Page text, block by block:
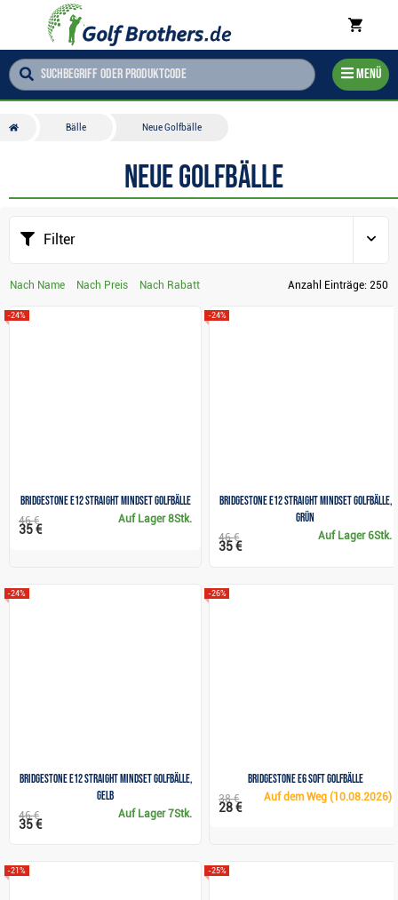
Menü
Bälle Neue Golfbälle
Neue Golfbälle
Filter
Nach Name Nach Preis Nach Rabatt Anzahl Einträge: 250
Bridgestone e12 Straight MindSet Golfbälle
-24%
Auf Lager8Stk.
46 €
35 €
Bridgestone e12 Straight MindSet Golfbälle,
grün
-24%
Auf Lager6Stk.
46 €
35 €
Bridgestone e12 Straight MindSet Golfbälle,
gelb
-24%
Auf Lager7Stk.
46 €
35 €
Bridgestone e6 Soft Golfbälle
-26%
Auf dem Weg(10.08.2026)
38 €
28 €
-21% -25%